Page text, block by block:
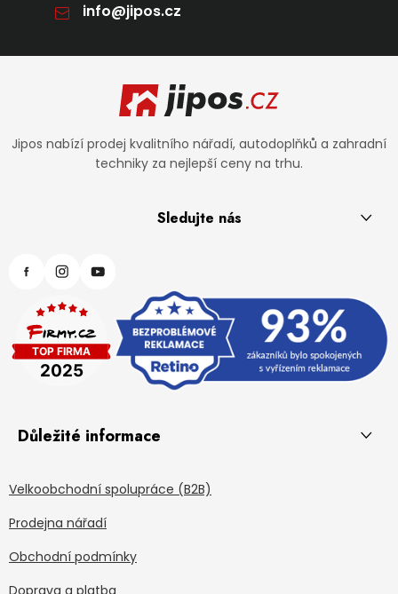
info@jipos.cz
Zápatí
Jipos nabízí prodej kvalitního nářadí, autodoplňků a zahradní
techniky za nejlepší ceny na trhu.
Sledujte nás
Důležité informace
Velkoobchodní spolupráce (B2B)
Prodejna nářadí
Obchodní podmínky
Doprava a platba